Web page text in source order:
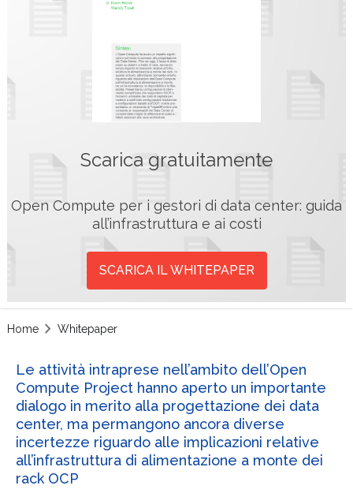
Scarica gratuitamente
Open Compute per i gestori di data center: guida
all’infrastruttura e ai costi
SCARICA IL WHITEPAPER
Home Whitepaper
Le attività intraprese nell’ambito dell’Open
Compute Project hanno aperto un importante
dialogo in merito alla progettazione dei data
center, ma permangono ancora diverse
incertezze riguardo alle implicazioni relative
all’infrastruttura di alimentazione a monte dei
rack OCP